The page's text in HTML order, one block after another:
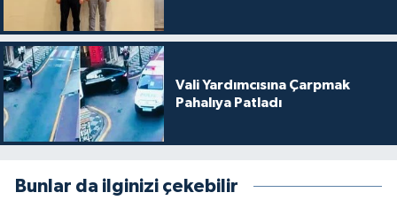
Vali Yardımcısına Çarpmak
Pahalıya Patladı
Bunlar da ilginizi çekebilir